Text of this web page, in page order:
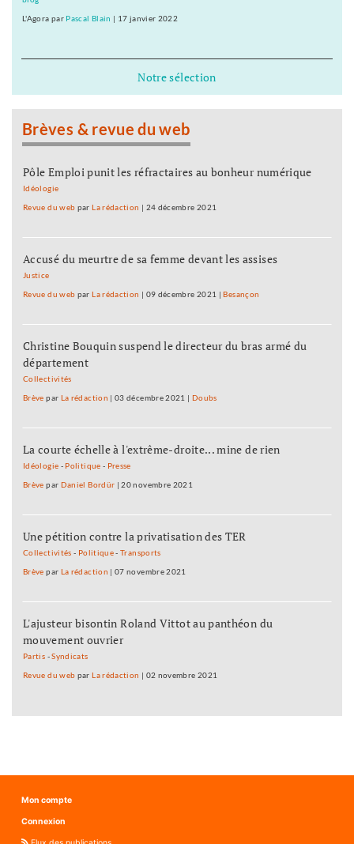
L'Agora par Pascal Blain | 17 janvier 2022
Notre sélection
Brèves & revue du web
Pôle Emploi punit les réfractaires au bonheur numérique
Idéologie
Revue du web parLa rédaction | 24 décembre 2021
Accusé du meurtre de sa femme devant les assises
Justice
Revue du web parLa rédaction | 09 décembre 2021 |Besançon
Christine Bouquin suspend le directeur du bras armé du
département
Collectivités
Brève par La rédaction |03 décembre 2021 | Doubs
La courte échelle à l'extrême-droite... mine de rien
Idéologie - Politique - Presse
Brève par Daniel Bordür |20 novembre 2021
Une pétition contre la privatisation des TER
Collectivités - Politique-Transports
Brève par La rédaction |07 novembre 2021
L'ajusteur bisontin Roland Vittot au panthéon du
mouvement ouvrier
Partis -Syndicats
Revue du web parLa rédaction | 02 novembre 2021
Mon compte
Connexion